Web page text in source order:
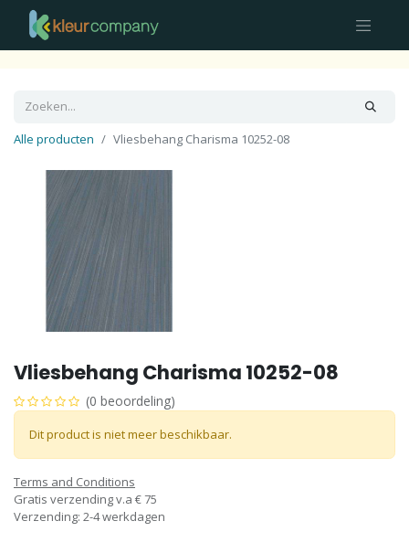
Alle producten Vliesbehang Charisma 10252-08
Vliesbehang Charisma 10252-08
(0 beoordeling)
Dit product is niet meer beschikbaar.
Terms and Conditions
Gratis verzending v.a € 75
Verzending: 2-4 werkdagen